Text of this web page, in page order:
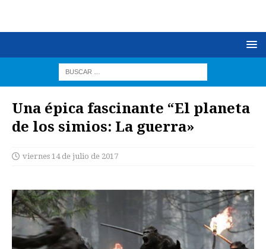
Una épica fascinante “El planeta
de los simios: La guerra»
viernes 14 de julio de 2017